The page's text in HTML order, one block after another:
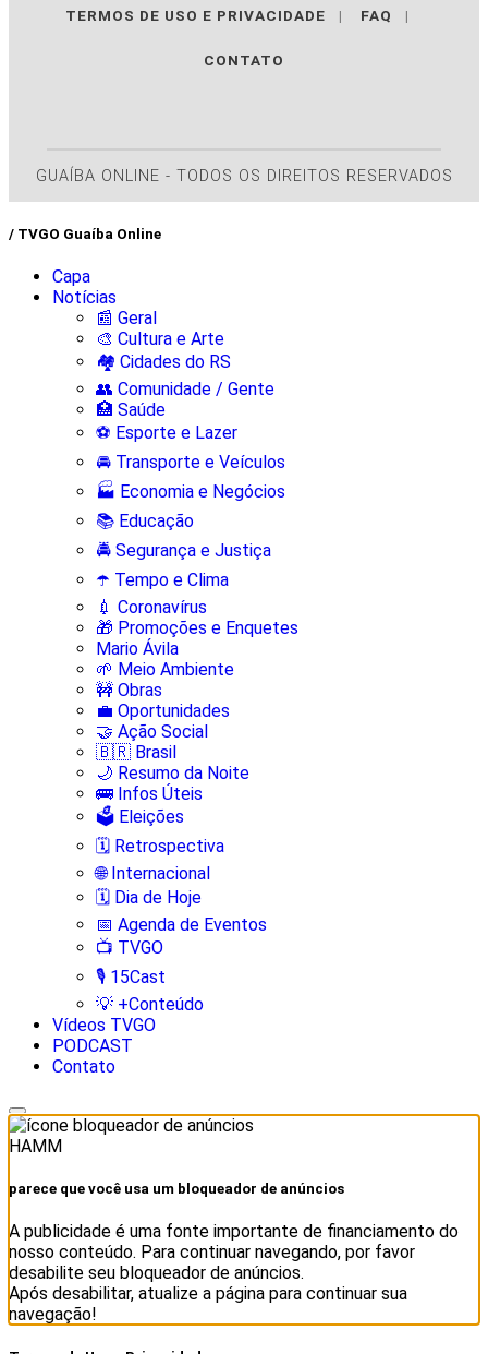
TERMOS DE USO E PRIVACIDADE | FAQ |
CONTATO
GUAÍBA ONLINE - TODOS OS DIREITOS RESERVADOS
/ TVGO Guaíba Online
Capa
Notícias
📰 Geral
🎨 Cultura e Arte
🏘️ Cidades do RS
👥 Comunidade / Gente
🏥 Saúde
⚽ Esporte e Lazer
🚘 Transporte e Veículos
🏭 Economia e Negócios
📚 Educação
🚔 Segurança e Justiça
☂️ Tempo e Clima
💉 Coronavírus
🎁 Promoções e Enquetes
Mario Ávila
🌱 Meio Ambiente
🚧 Obras
💼 Oportunidades
🤝 Ação Social
🇧🇷 Brasil
🌙 Resumo da Noite
🚌 Infos Úteis
🗳️ Eleições
🗓️ Retrospectiva
🌐 Internacional
🗓️ Dia de Hoje
📅 Agenda de Eventos
📺 TVGO
🎙️ 15Cast
💡 +Conteúdo
Vídeos TVGO
PODCAST
Contato
HAMM
parece que você usa um bloqueador de anúncios
A publicidade é uma fonte importante de financiamento do
nosso conteúdo. Para continuar navegando, por favor
desabilite seu bloqueador de anúncios.
Após desabilitar, atualize a página para continuar sua
navegação!